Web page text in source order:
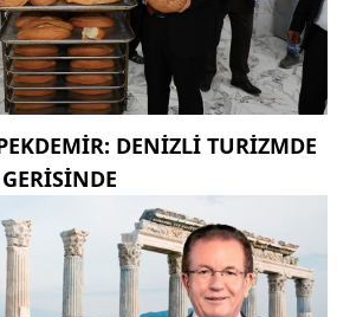
DENIZLI TURIZMDE